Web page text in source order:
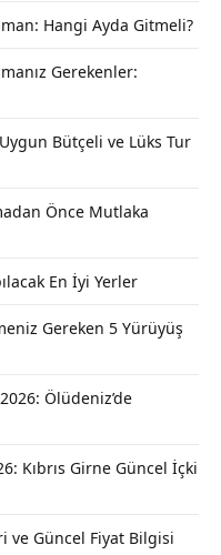
Hangi Ayda Gitmeli?
Gerekenler:
Bütçeli ve Lüks Tur
Önce Mutlaka
En İyi Yerler
Gereken 5 Yürüyüş
Ölüdeniz’de
Kıbrıs Girne Güncel İçki
ve Güncel Fiyat Bilgisi